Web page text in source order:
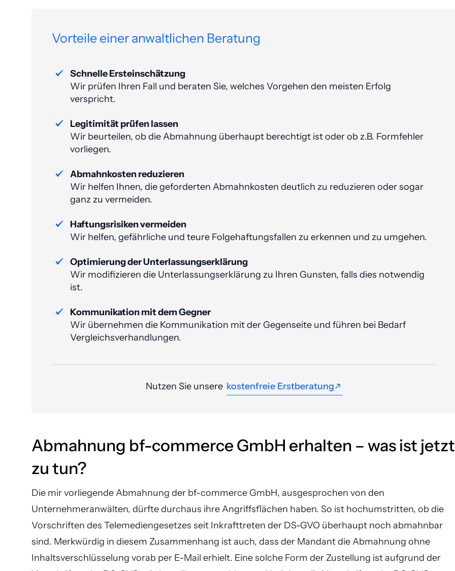
Vorteile einer anwaltlichen Beratung
Schnelle Ersteinschätzung
Wir prüfen Ihren Fall und beraten Sie, welches Vorgehen den meisten Erfolg
verspricht.
Legitimität prüfen lassen
Wir beurteilen, ob die Abmahnung überhaupt berechtigt ist oder ob z.B. Formfehler
vorliegen.
Abmahnkosten reduzieren
Wir helfen Ihnen, die geforderten Abmahn­kosten deutlich zu reduzieren oder sogar
ganz zu vermeiden​.
Haftungsrisiken vermeiden
Wir helfen, gefährliche und teure Folge­haftungs­fallen zu erkennen und zu umgehen.
Optimierung der Unterlassungs­erklärung
Wir modifizieren die Unterlassungs­erklärung zu Ihren Gunsten, falls dies notwendig
ist.
Kommunikation mit dem Gegner
Wir übernehmen die Kommunikation mit der Gegenseite und führen bei Bedarf
Vergleichsverhandlungen.
Nutzen Sie unsere kostenfreie Erstberatung
kostenfreie Erstberatung
Abmahnung bf-commerce GmbH erhalten – was ist jetzt
zu tun?
Die mir vorliegende Abmahnung der bf-commerce GmbH, ausgesprochen von den
Unternehmeranwälten, dürfte durchaus ihre Angriffsflächen haben. So ist hochumstritten, ob die
Vorschriften des Telemediengesetzes seit Inkrafttreten der DS-GVO überhaupt noch abmahnbar
sind. Merkwürdig in diesem Zusammenhang ist auch, dass der Mandant die Abmahnung ohne
Inhaltsverschlüsselung vorab per E-Mail erhielt. Eine solche Form der Zustellung ist aufgrund der